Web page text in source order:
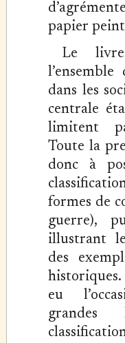
papier
Le
dans les
centrale
limitent
Toute la
donc à
formes de
guerre),
illustrant
des
historiques.
eu